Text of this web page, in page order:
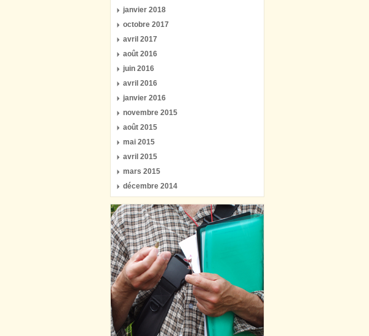
janvier 2018
octobre 2017
avril 2017
août 2016
juin 2016
avril 2016
janvier 2016
novembre 2015
août 2015
mai 2015
avril 2015
mars 2015
décembre 2014